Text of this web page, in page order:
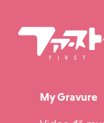
My Gravure